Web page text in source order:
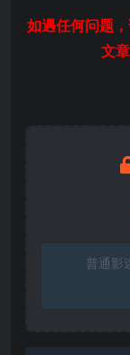
如遇任何问题
文
普通影